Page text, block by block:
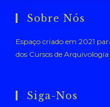
Sobre Nós
Espaço criado em 2021
dos Cursos de
Siga-Nos